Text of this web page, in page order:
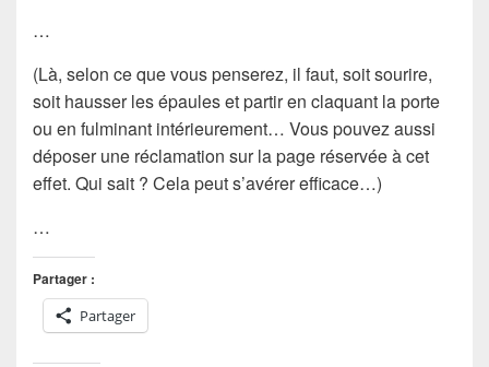
…
(Là, selon ce que vous penserez, il faut, soit sourire,
soit hausser les épaules et partir en claquant la porte
ou en fulminant intérieurement… Vous pouvez aussi
déposer une réclamation sur la page réservée à cet
effet. Qui sait ? Cela peut s’avérer efficace…)
…
Partager :
Partager